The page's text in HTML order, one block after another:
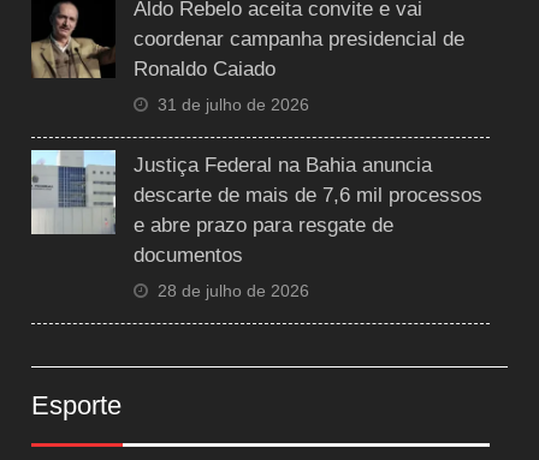
Aldo Rebelo aceita convite e vai
coordenar campanha presidencial de
Ronaldo Caiado
31 de julho de 2026
Justiça Federal na Bahia anuncia
descarte de mais de 7,6 mil processos
e abre prazo para resgate de
documentos
28 de julho de 2026
Esporte